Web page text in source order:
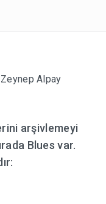
Zeynep Alpay
arşivlemeyi
Blues var.